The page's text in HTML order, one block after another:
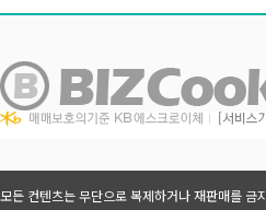
모든 컨텐츠는 무단으로 복제하거나 재판매를 금